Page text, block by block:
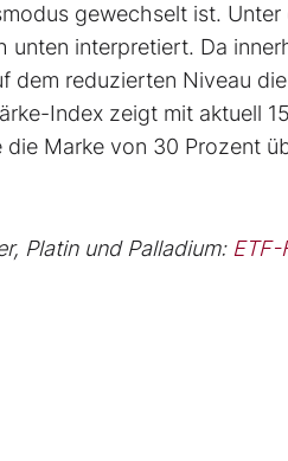
gewechselt ist.
unten interpretiert. Da
dem reduzierten Niveau
Index zeigt mit aktuell
Marke von 30 Prozent
Platin und Palladium: ETF-